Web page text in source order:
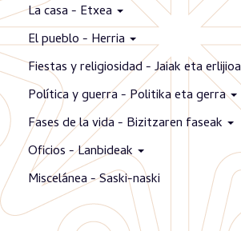
La casa - Etxea
El pueblo - Herria
Fiestas y religiosidad - Jaiak eta erlijioa
Política y guerra - Politika eta gerra
Fases de la vida - Bizitzaren faseak
Oficios - Lanbideak
Miscelánea - Saski-naski